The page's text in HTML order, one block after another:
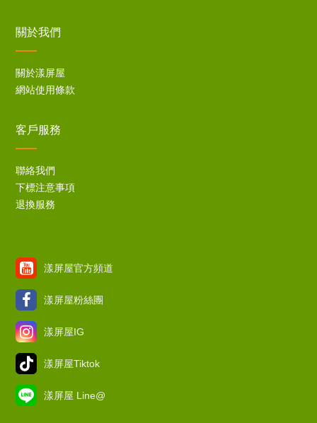
關於我們
關於漾屏屋
網站使用條款
客戶服務
聯絡我們
下標注意事項
退換服務
漾屏屋官方頻道
漾屏屋粉絲團
漾屏屋IG
漾屏屋Tiktok
漾屏屋 Line@